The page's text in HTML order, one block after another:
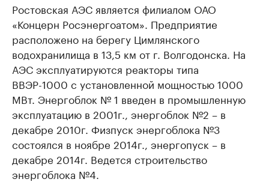
Ростовская АЭС является филиалом ОАО
«Концерн Росэнергоатом». Предприятие
расположено на берегу Цимлянского
водохранилища в 13,5 км от г. Волгодонска. На
АЭС эксплуатируются реакторы типа
ВВЭР-1000 с установленной мощностью 1000
МВт. Энергоблок № 1 введен в промышленную
эксплуатацию в 2001г., энергоблок №2 – в
декабре 2010г. Физпуск энергоблока №3
состоялся в ноябре 2014г., энергопуск – в
декабре 2014г. Ведется строительство
энергоблока №4.